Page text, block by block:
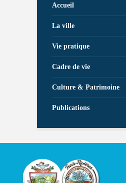
Accueil
La ville
Vie pratique
Cadre de vie
Culture & Patrimoine
Publications